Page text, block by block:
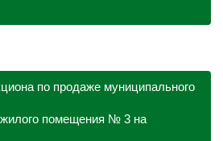
по продаже муниципального
помещения № 3 на